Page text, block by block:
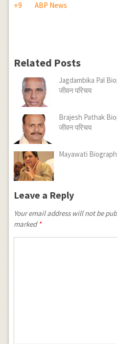
↑9 ABP News
Related Posts
Jagdambika Pal
जीवन परिचय
Brajesh Pathak
जीवन परिचय
Mayawati
Leave a Reply
Your email address will not be
marked *